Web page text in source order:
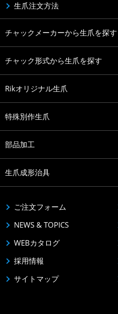
生爪注文方法
チャックメーカーから生爪を探す
チャック形式から生爪を探す
Rikオリジナル生爪
特殊別作生爪
部品加工
生爪成形治具
ご注文フォーム
NEWS & TOPICS
WEBカタログ
採用情報
サイトマップ